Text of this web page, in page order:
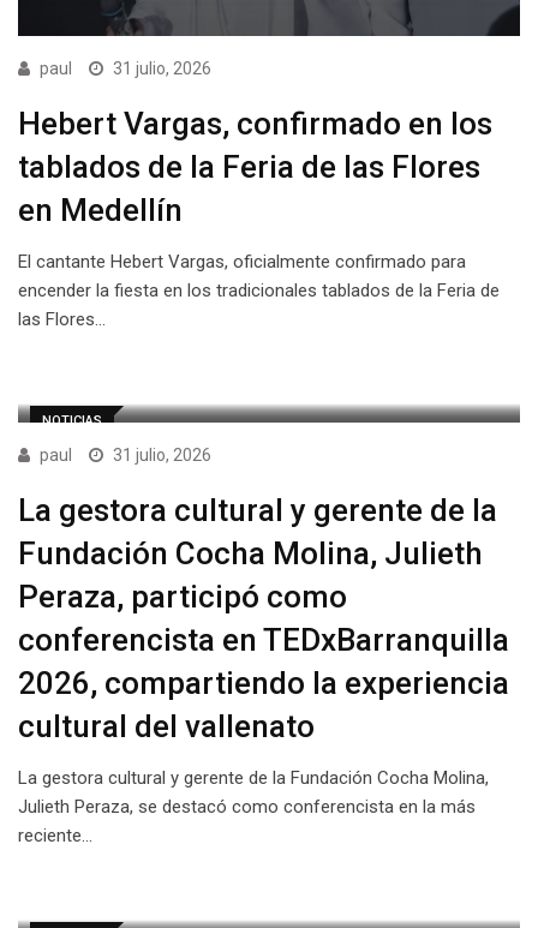
paul 31 julio, 2026
Hebert Vargas, confirmado en los
tablados de la Feria de las Flores
en Medellín
El cantante Hebert Vargas, oficialmente confirmado para
encender la fiesta en los tradicionales tablados de la Feria de
las Flores…
NOTICIAS
paul 31 julio, 2026
La gestora cultural y gerente de la
Fundación Cocha Molina, Julieth
Peraza, participó como
conferencista en TEDxBarranquilla
2026, compartiendo la experiencia
cultural del vallenato
La gestora cultural y gerente de la Fundación Cocha Molina,
Julieth Peraza, se destacó como conferencista en la más
reciente…